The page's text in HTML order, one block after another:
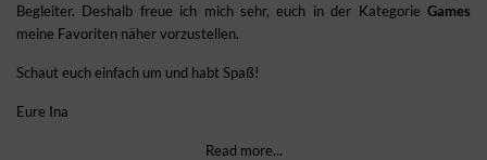
Begleiter. Deshalb freue ich mich sehr, euch in der Kategorie Games
meine Favoriten näher vorzustellen.
Schaut euch einfach um und habt Spaß!
Eure Ina
Read more...